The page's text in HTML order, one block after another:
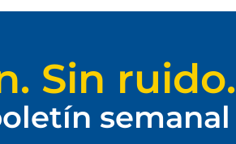
Sin ruido.
semanal